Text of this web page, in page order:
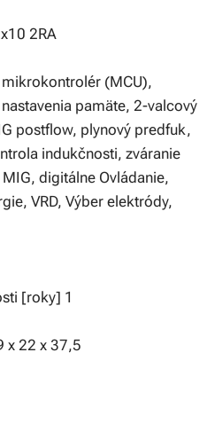
2RA
(MCU),
pamäte, 2-valcový
postflow, plynový predfuk,
indukčnosti, zváranie
digitálne Ovládanie,
VRD, Výber elektródy,
[roky] 1
x 22 x 37,5